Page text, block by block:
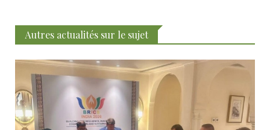
Autres actualités sur le sujet